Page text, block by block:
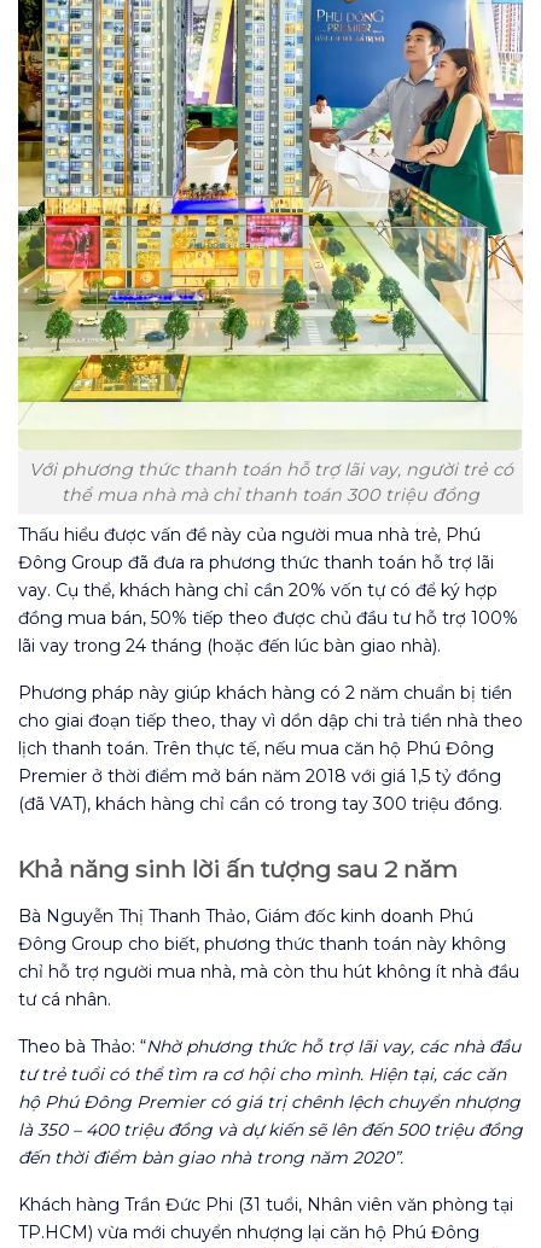
Với phương thức thanh toán hỗ trợ lãi vay, người trẻ có
thể mua nhà mà chỉ thanh toán 300 triệu đồng
Thấu hiểu được vấn đề này của người mua nhà trẻ, Phú
Đông Group đã đưa ra phương thức thanh toán hỗ trợ lãi
vay. Cụ thể, khách hàng chỉ cần 20% vốn tự có để ký hợp
đồng mua bán, 50% tiếp theo được chủ đầu tư hỗ trợ 100%
lãi vay trong 24 tháng (hoặc đến lúc bàn giao nhà).
Phương pháp này giúp khách hàng có 2 năm chuẩn bị tiền
cho giai đoạn tiếp theo, thay vì dồn dập chi trả tiền nhà theo
lịch thanh toán. Trên thực tế, nếu mua căn hộ Phú Đông
Premier ở thời điểm mở bán năm 2018 với giá 1,5 tỷ đồng
(đã VAT), khách hàng chỉ cần có trong tay 300 triệu đồng.
Khả năng sinh lời ấn tượng sau 2 năm
Bà Nguyễn Thị Thanh Thảo, Giám đốc kinh doanh Phú
Đông Group cho biết, phương thức thanh toán này không
chỉ hỗ trợ người mua nhà, mà còn thu hút không ít nhà đầu
tư cá nhân.
Theo bà Thảo: “Nhờ phương thức hỗ trợ lãi vay, các nhà đầu
tư trẻ tuổi có thể tìm ra cơ hội cho mình. Hiện tại, các căn
hộ Phú Đông Premier có giá trị chênh lệch chuyển nhượng
là 350 – 400 triệu đồng và dự kiến sẽ lên đến 500 triệu đồng
đến thời điểm bàn giao nhà trong năm 2020”.
Khách hàng Trần Đức Phi (31 tuổi, Nhân viên văn phòng tại
TP.HCM) vừa mới chuyển nhượng lại căn hộ Phú Đông